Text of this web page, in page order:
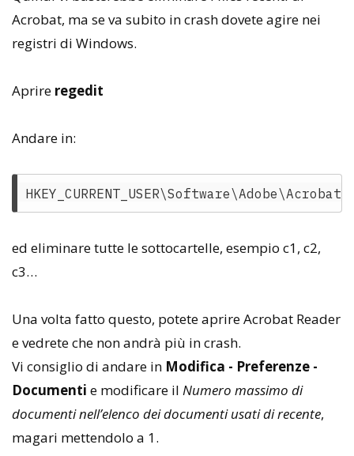
Acrobat, ma se va subito in crash dovete agire nei
registri di Windows.
Aprire regedit
Andare in:
ed eliminare tutte le sottocartelle, esempio c1, c2,
c3…
Una volta fatto questo, potete aprire Acrobat Reader
e vedrete che non andrà più in crash.
Vi consiglio di andare in Modifica - Preferenze -
Documenti e modificare il Numero massimo di
documenti nell’elenco dei documenti usati di recente,
magari mettendolo a 1.